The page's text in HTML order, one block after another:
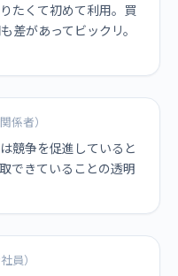
たくて初めて利用。買
差があってビックリ。
係者）
競争を促進していると
できていることの透明
員）